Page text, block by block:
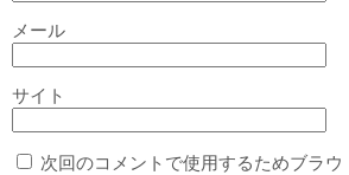
メール
サイト
次回のコメントで使用するためブラウ